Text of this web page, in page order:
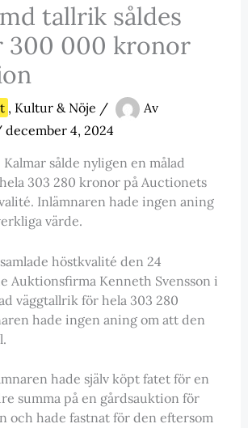
tallrik såldes
300 000 kronor
, Kultur & Nöje /
Av
december 4, 2024
sålde nyligen en målad
303 280 kronor på Auctionets
Inlämnaren hade ingen aning
värde.
höstkvalité den 24
Auktionsfirma Kenneth Svensson i
väggtallrik för hela 303 280
hade ingen aning om att den
hade själv köpt fatet för en
summa på en gårdsauktion för
och hade fastnat för den eftersom